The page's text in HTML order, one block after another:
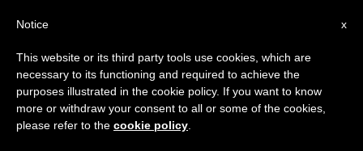
DÍA
Junio 4th, 2005
×
Aviso importante
Del 27 de julio al 7 de agosto haremos la pausa
anual, aprovechando que en el periodo de verano
se generan menos informaciones y también el
x
Notice
This website or its third party tools use cookies, which are
necessary to its functioning and required to achieve the
purposes illustrated in the cookie policy. If you want to know
more or withdraw your consent to all or some of the cookies,
please refer to the cookie policy